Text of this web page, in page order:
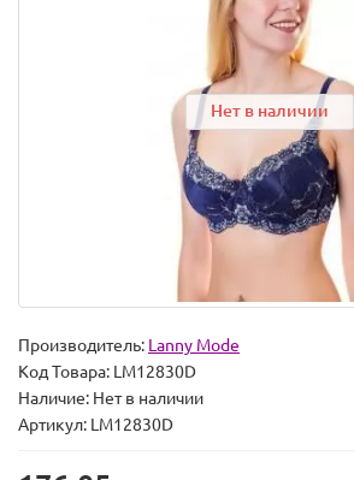
Нет в наличии
Производитель: Lanny Mode
Код Товара: LM12830D
Наличие: Нет в наличии
Артикул: LM12830D